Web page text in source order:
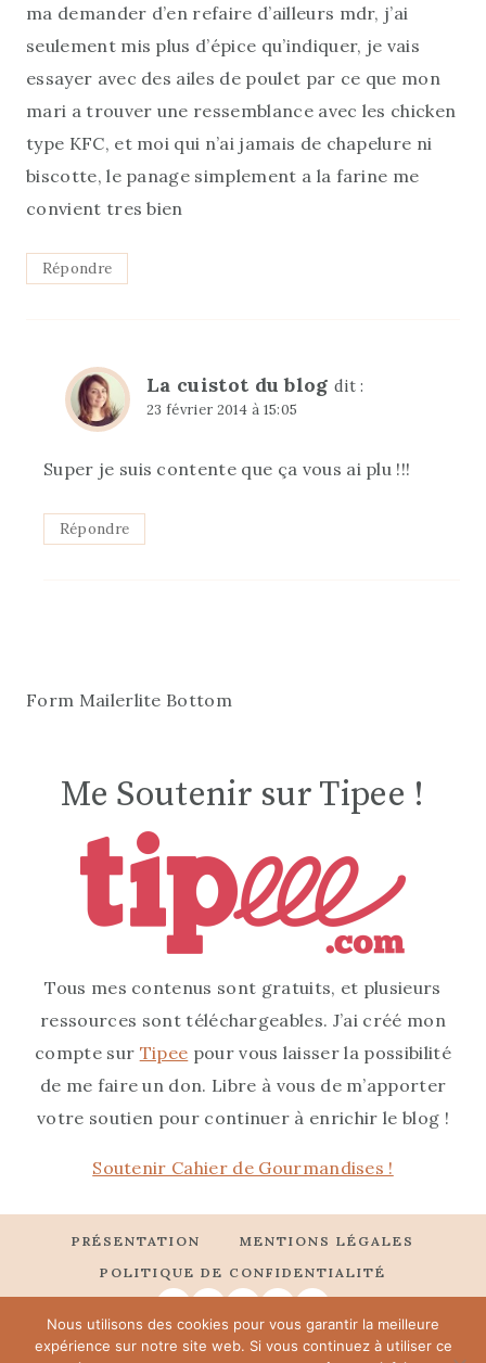
ma demander d’en refaire d’ailleurs mdr, j’ai
seulement mis plus d’épice qu’indiquer, je vais
essayer avec des ailes de poulet par ce que mon
mari a trouver une ressemblance avec les chicken
type KFC, et moi qui n’ai jamais de chapelure ni
biscotte, le panage simplement a la farine me
convient tres bien
Répondre
La cuistot du blog dit :
23 février 2014 à 15:05
Super je suis contente que ça vous ai plu !!!
Répondre
Form Mailerlite Bottom
Me Soutenir sur Tipee !
Tous mes contenus sont gratuits, et plusieurs
ressources sont téléchargeables. J’ai créé mon
compte sur Tipee pour vous laisser la possibilité
de me faire un don. Libre à vous de m’apporter
votre soutien pour continuer à enrichir le blog !
Soutenir Cahier de Gourmandises !
PRÉSENTATION
MENTIONS LÉGALES
POLITIQUE DE CONFIDENTIALITÉ
© 2026 Cahier de gourmandises • Theme by
Nous utilisons des cookies pour vous garantir la meilleure
expérience sur notre site web. Si vous continuez à utiliser ce